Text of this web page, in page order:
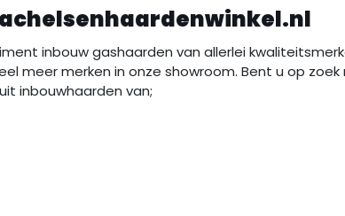
inbouw gashaarden van allerlei
meer merken in onze showroom. Bent u op zoek
inbouwhaarden van;